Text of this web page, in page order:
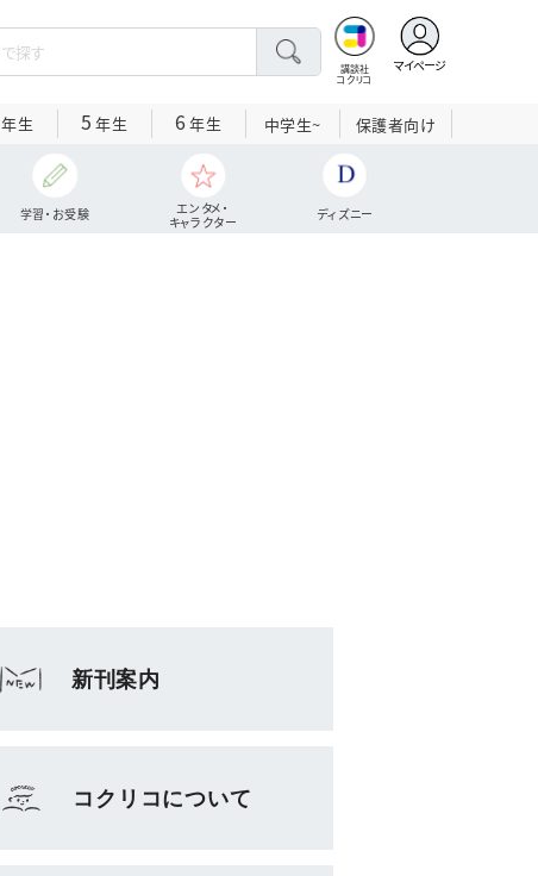
講談社
コクリコ
マイページ
年生 5 年生 6 年生 中学生~ 保護者向け
学習・お受験
エンタメ・
キャラクター
ディズニー
新刊案内
コクリコについて